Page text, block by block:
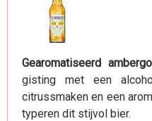
Gearomatiseerd
gisting met een
citrussmaken en een
typeren dit stijvol bier.